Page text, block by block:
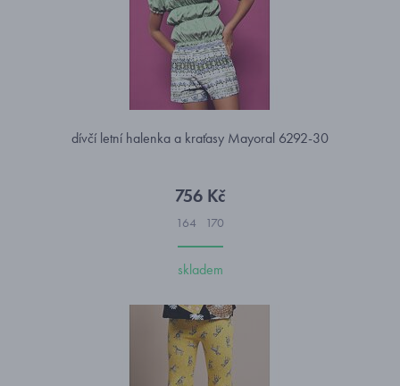
dívčí letní halenka a kraťasy Mayoral 6292-30
756 Kč
164 170
skladem